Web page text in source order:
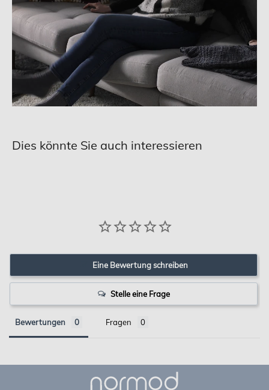
Dies könnte Sie auch interessieren
Eine Bewertung schreiben
Stelle eine Frage
Bewertungen Fragen